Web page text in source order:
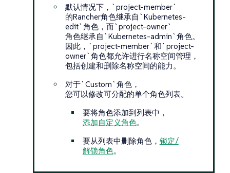
默认情况下，`project-member`
的Rancher角色继承自`Kubernetes-
edit`角色，而`project-owner`
角色继承自`Kubernetes-admin`角色。
因此，`project-member`和`project-
owner`角色都允许进行名称空间管理，
包括创建和删除名称空间的能力。
对于`Custom`角色，
您可以修改可分配的单个角色列表。
要将角色添加到列表中，
添加自定义角色。
要从列表中删除角色， 锁定/
解锁角色。